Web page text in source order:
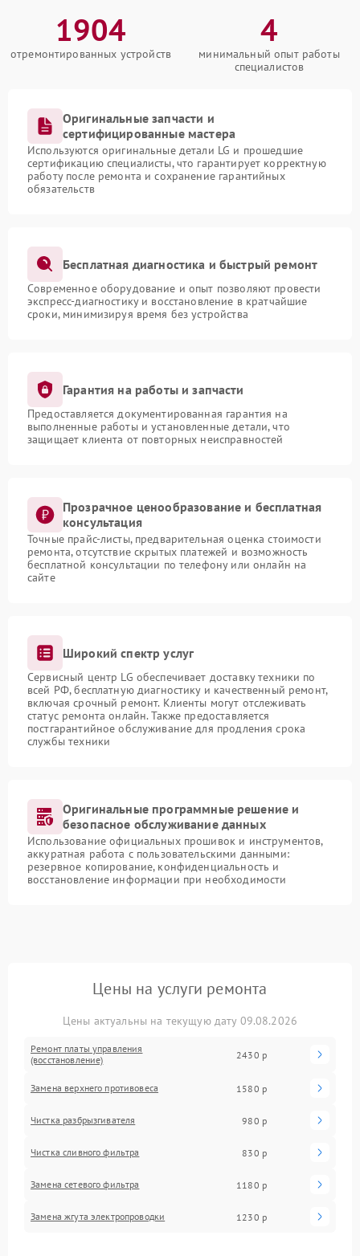
1904
отремонтированных устройств
4
минимальный опыт работы
специалистов
Оригинальные запчасти и
сертифицированные мастера
Используются оригинальные детали LG и прошедшие
сертификацию специалисты, что гарантирует корректную
работу после ремонта и сохранение гарантийных
обязательств
Бесплатная диагностика и быстрый ремонт
Современное оборудование и опыт позволяют провести
экспресс-диагностику и восстановление в кратчайшие
сроки, минимизируя время без устройства
Гарантия на работы и запчасти
Предоставляется документированная гарантия на
выполненные работы и установленные детали, что
защищает клиента от повторных неисправностей
Прозрачное ценообразование и бесплатная
консультация
Точные прайс-листы, предварительная оценка стоимости
ремонта, отсутствие скрытых платежей и возможность
бесплатной консультации по телефону или онлайн на
сайте
Широкий спектр услуг
Сервисный центр LG обеспечивает доставку техники по
всей РФ, бесплатную диагностику и качественный ремонт,
включая срочный ремонт. Клиенты могут отслеживать
статус ремонта онлайн. Также предоставляется
постгарантийное обслуживание для продления срока
службы техники
Оригинальные программные решение и
безопасное обслуживание данных
Использование официальных прошивок и инструментов,
аккуратная работа с пользовательскими данными:
резервное копирование, конфиденциальность и
восстановление информации при необходимости
Цены на услуги ремонта
Цены актуальны на текущую дату 09.08.2026
Ремонт платы управления
(восстановление)
2430 р
Замена верхнего противовеса 1580 р
Чистка разбрызгивателя 980 р
Чистка сливного фильтра 830 р
Замена сетевого фильтра 1180 р
Замена жгута электропроводки 1230 р